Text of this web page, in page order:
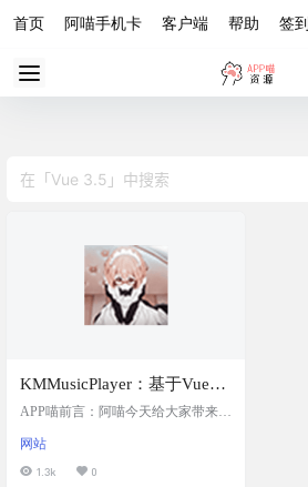
首页 阿喵手机卡 客户端 帮助 签到
KMMusicPlayer：基于Vue
3.5的开源Web音乐播放器，
放体验，支持多种播放模
式、MV显示、歌词滚动显示
APP喵前言：阿喵今天给大家带来了
cPlayer，它是基于最新的Vue 3.5技
术栈开发的，不仅颜值高，而且功
网站
1.3k 0